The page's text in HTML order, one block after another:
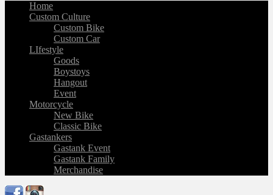
Home
Custom Culture
Custom Bike
Custom Car
LIfestyle
Goods
Boystoys
Hangout
Event
Motorcycle
New Bike
Classic Bike
Gastankers
Gastank Event
Gastank Family
Merchandise